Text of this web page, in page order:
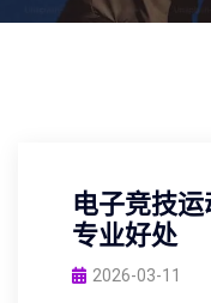
电子竞技
专业好处
2026-03-11